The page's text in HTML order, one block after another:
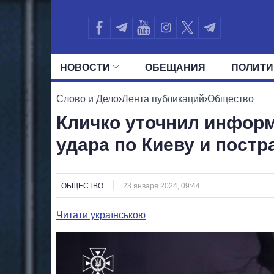
НОВОСТИ ОБЕЩАНИЯ
ВСЕ ПОЛИТИКИ ПРЕЗИДЕНТ И
Слово и Дело›Лента публикаций›Общество
Кличко уточнил
удара по Киеву и
ОБЩЕСТВО 23 января 2024, 09:44
Читати українською